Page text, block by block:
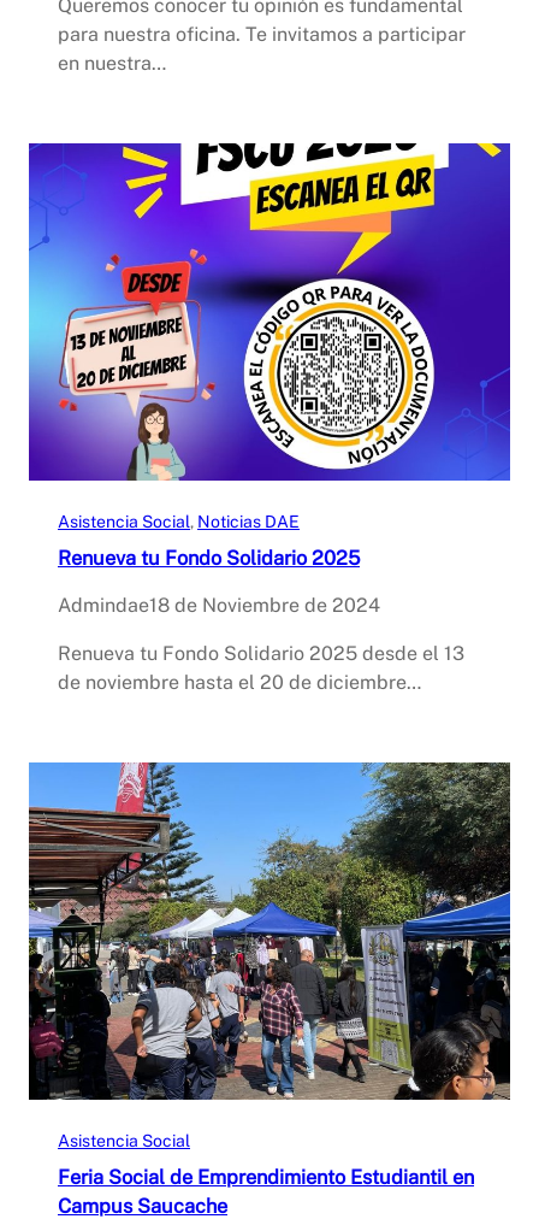
Queremos conocer tu opinión es fundamental
para nuestra oficina. Te invitamos a participar
en nuestra…
Asistencia Social, Noticias DAE
Renueva tu Fondo Solidario 2025
Admindae18 de Noviembre de 2024
Renueva tu Fondo Solidario 2025 desde el 13
de noviembre hasta el 20 de diciembre…
Asistencia Social
Feria Social de Emprendimiento Estudiantil en
Campus Saucache